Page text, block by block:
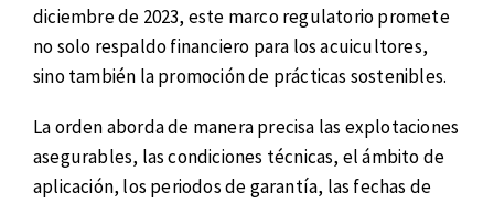
diciembre de 2023, este marco regulatorio promete
no solo respaldo financiero para los acuicultores,
sino también la promoción de prácticas sostenibles.
La orden aborda de manera precisa las explotaciones
asegurables, las condiciones técnicas, el ámbito de
aplicación, los periodos de garantía, las fechas de